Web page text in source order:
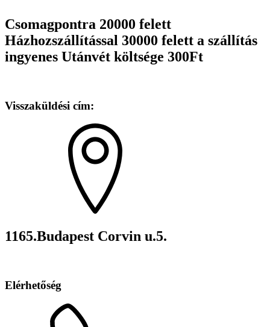
Csomagpontra 20000 felett
Házhozszállítással 30000 felett a szállítás
ingyenes Utánvét költsége 300Ft
Visszaküldési cím:
1165.Budapest Corvin u.5.
Elérhetőség